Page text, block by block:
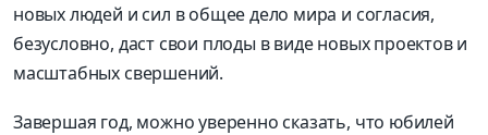
новых людей и сил в общее дело мира и согласия,
безусловно, даст свои плоды в виде новых проектов и
масштабных свершений.
Завершая год, можно уверенно сказать, что юбилей